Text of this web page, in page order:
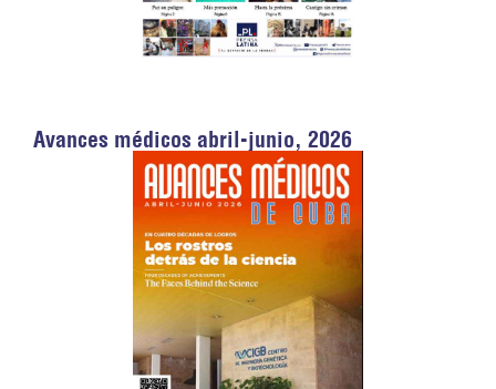
Avances médicos abril-junio, 2026